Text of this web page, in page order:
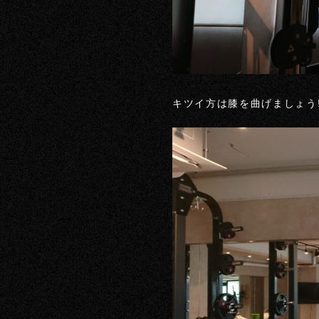
キツイ方は膝を曲げましょ